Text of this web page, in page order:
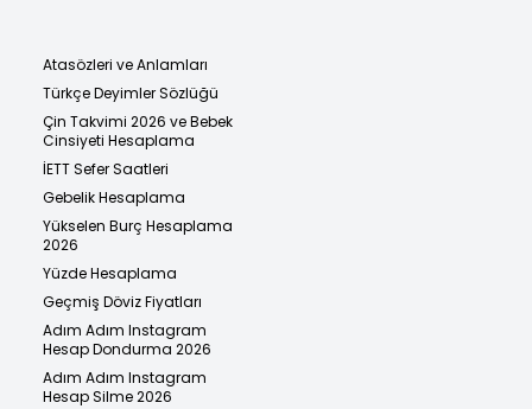
Atasözleri ve Anlamları
Türkçe Deyimler Sözlüğü
Çin Takvimi 2026 ve Bebek
Cinsiyeti Hesaplama
İETT Sefer Saatleri
Gebelik Hesaplama
Yükselen Burç Hesaplama
2026
Yüzde Hesaplama
Geçmiş Döviz Fiyatları
Adım Adım Instagram
Hesap Dondurma 2026
Adım Adım Instagram
Hesap Silme 2026